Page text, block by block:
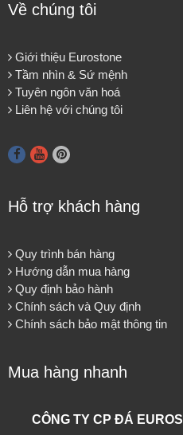
Về chúng tôi
Giới thiệu Eurostone
Tầm nhìn & Sứ mệnh
Tuyên ngôn văn hoá
Liên hệ với chúng tôi
Hỗ trợ khách hàng
Quy trình bán hàng
Hướng dẫn mua hàng
Quy định bảo hành
Chính sách và Quy định
Chính sách bảo mật thông tin
Mua hàng nhanh
CÔNG TY CP ĐÁ